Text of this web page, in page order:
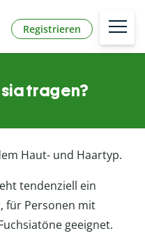
Registrieren
tragen?
Haut- und Haartyp.
tendenziell ein
für Personen mit
geeignet.